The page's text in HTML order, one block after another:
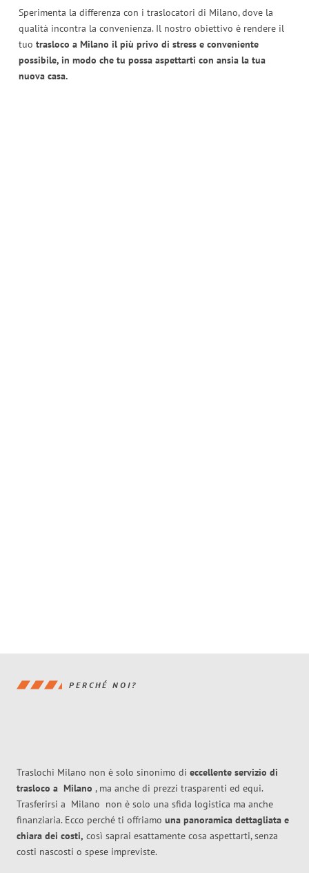
Sperimenta la differenza con i traslocatori di Milano, dove la
qualità incontra la convenienza. Il nostro obiettivo è rendere il
tuo trasloco a Milano il più privo di stress e conveniente
possibile, in modo che tu possa aspettarti con ansia la tua
nuova casa.
PERCHÉ NOI?
Traslochi Milano non è solo sinonimo di eccellente servizio di
trasloco a Milano , ma anche di prezzi trasparenti ed equi.
Trasferirsi a Milano non è solo una sfida logistica ma anche
finanziaria. Ecco perché ti offriamo una panoramica dettagliata e
chiara dei costi, così saprai esattamente cosa aspettarti, senza
costi nascosti o spese impreviste.